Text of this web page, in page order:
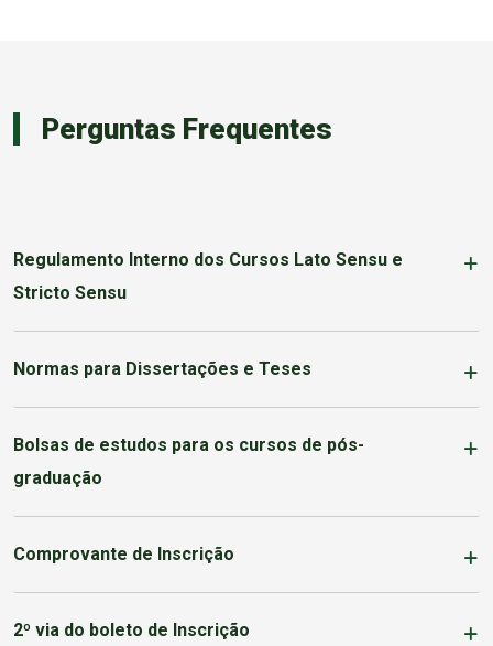
Perguntas Frequentes
Regulamento Interno dos Cursos Lato Sensu e
Stricto Sensu
Normas para Dissertações e Teses
Bolsas de estudos para os cursos de pós-
graduação
Comprovante de Inscrição
2º via do boleto de Inscrição